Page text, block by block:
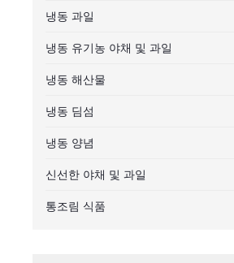
냉동 과일
냉동 유기농 야채 및 과일
냉동 해산물
냉동 딤섬
냉동 양념
신선한 야채 및 과일
통조림 식품